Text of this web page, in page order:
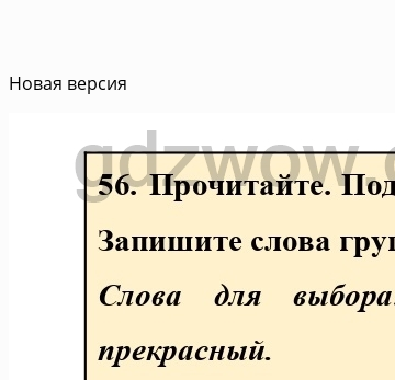
Новая версия